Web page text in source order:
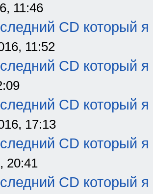
11:46
CD который я
11:52
CD который я
CD который я
17:13
CD который я
20:41
CD который я